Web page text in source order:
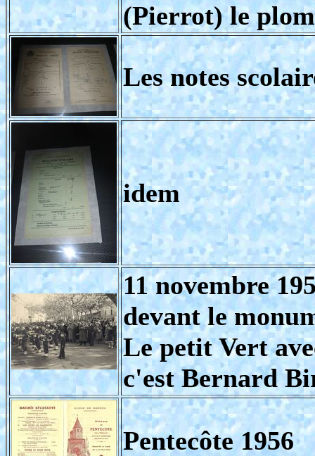
(Pierrot) le
Les notes
idem
11 novembre
devant le
Le petit Vert
c'est Bernard
Pentecôte 1956